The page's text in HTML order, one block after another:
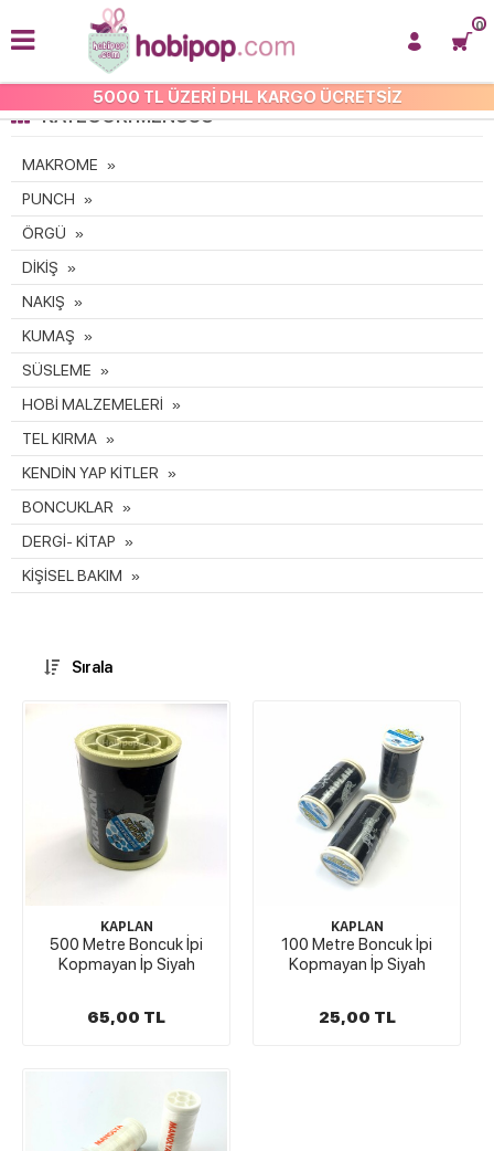
5000 TL ÜZERİ DHL KARGO ÜCRETSİZ
0
KATEGORI MENÜSÜ
MAKROME
PUNCH
ÖRGÜ
DİKİŞ
NAKIŞ
KUMAŞ
SÜSLEME
HOBİ MALZEMELERİ
TEL KIRMA
KENDİN YAP KİTLER
BONCUKLAR
DERGİ- KİTAP
KİŞİSEL BAKIM
Sırala
KAPLAN
500 Metre Boncuk İpi
Kopmayan İp Siyah
65,00 TL
KAPLAN
100 Metre Boncuk İpi
Kopmayan İp Siyah
25,00 TL